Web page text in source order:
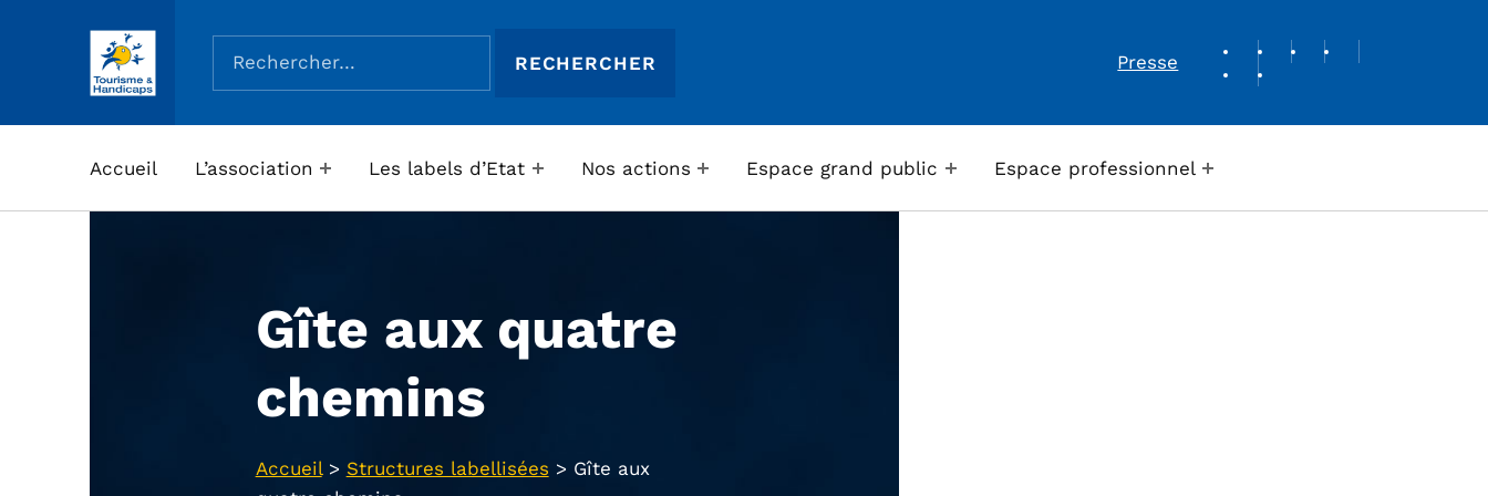
ASSOCIATION TOURISME ET HANDICAPS
Rechercher :
Presse
REVUE DE PRESSE
Accueil L’association Les labels d’Etat Nos actions Espace grand public Espace professionnel
Gîte aux quatre
chemins
Accueil> Structures labellisées > Gîte aux